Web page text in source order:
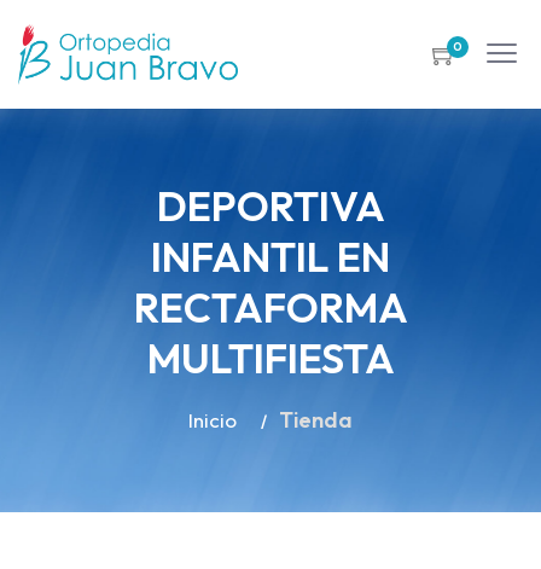
0
DEPORTIVA
INFANTIL EN
RECTAFORMA
MULTIFIESTA
Inicio Tienda